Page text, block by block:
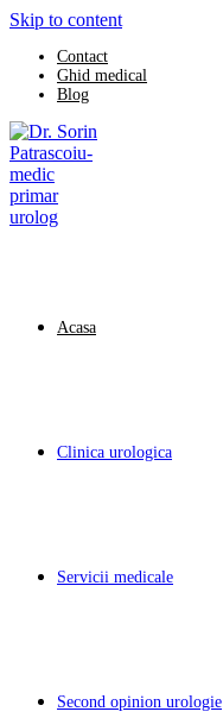
Skip to content
Contact
Ghid medical
Blog
Acasa
Clinica urologica
Servicii medicale
Second opinion urologie